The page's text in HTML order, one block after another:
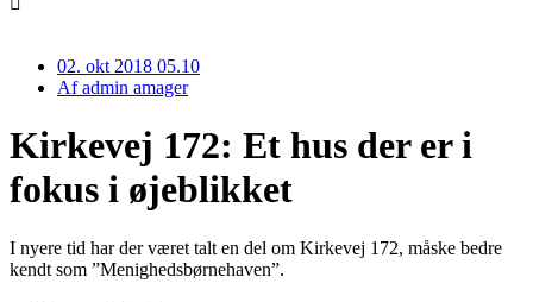
02. okt 2018 05.10
Afadmin amager
Kirkevej 172: Et hus der er i
fokus i øjeblikket
I nyere tid har der været talt en del om Kirkevej 172, måske bedre
kendt som ”Menighedsbørnehaven”.